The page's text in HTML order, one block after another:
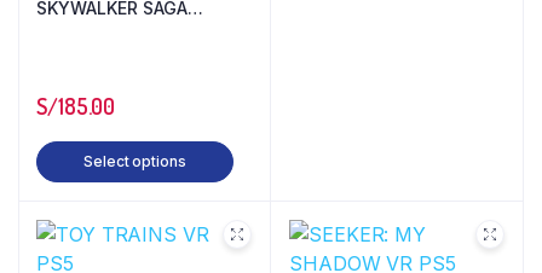
SKYWALKER SAGA
S/185.00
Select options